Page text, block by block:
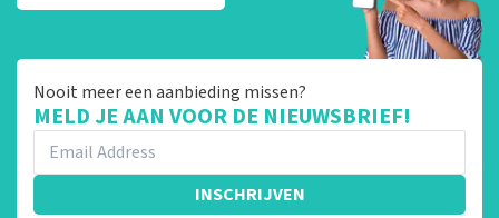
Nooit meer een aanbieding missen?
MELD JE AAN VOOR DE NIEUWSBRIEF!
INSCHRIJVEN